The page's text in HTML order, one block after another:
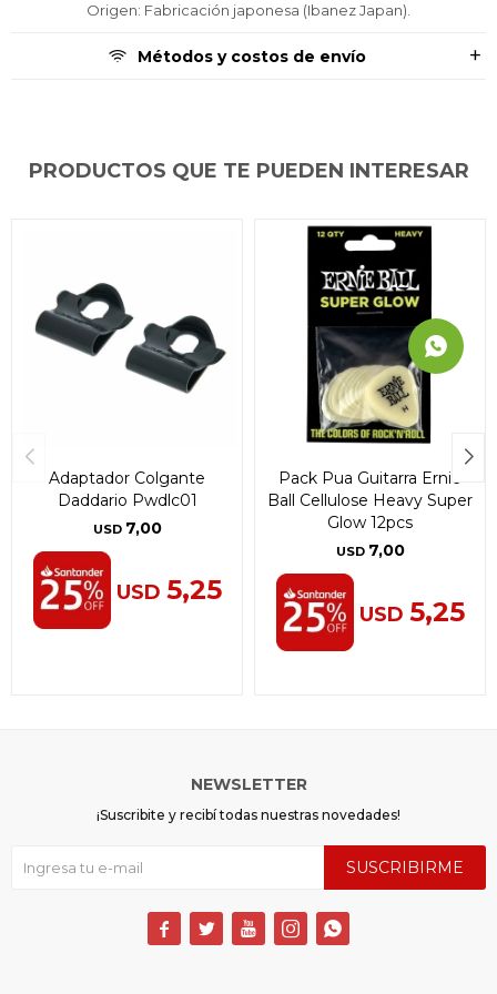
Origen: Fabricación japonesa (Ibanez Japan).
Métodos y costos de envío
PRODUCTOS QUE TE PUEDEN INTERESAR
Adaptador Colgante
Daddario Pwdlc01
USD 7,00
USD 5,25
Pack Pua Guitarra Ernie
Ball Cellulose Heavy Super
Glow 12pcs
USD 7,00
USD 5,25
NEWSLETTER
¡Suscribite y recibí todas nuestras novedades!
SUSCRIBIRME
    